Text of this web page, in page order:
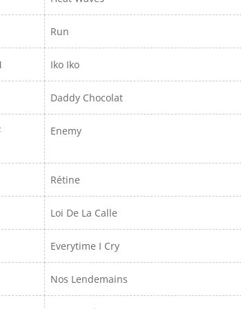
Run
Iko Iko
Daddy Chocolat
Enemy
Rétine
Loi De La Calle
Everytime I Cry
Nos Lendemains